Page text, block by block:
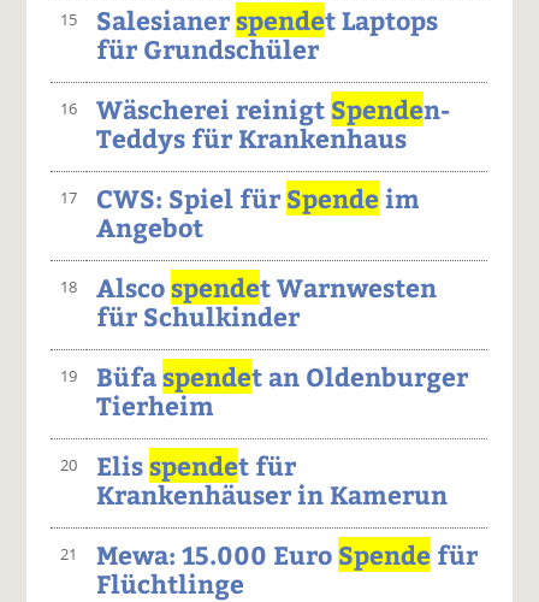
15 Salesianerspendet Laptops
für Grundschüler
16 Wäscherei reinigt Spenden-
Teddys für Krankenhaus
17 CWS: Spiel für Spende im
Angebot
18 Alscospendet Warnwesten
für Schulkinder
19 Büfaspendet an Oldenburger
Tierheim
20 Elisspendet für
Krankenhäuser in Kamerun
21 Mewa: 15.000 Euro Spende für
Flüchtlinge